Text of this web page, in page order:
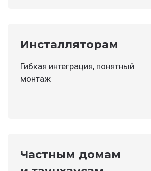
Инсталляторам
Гибкая интеграция, понятный
монтаж
Частным домам